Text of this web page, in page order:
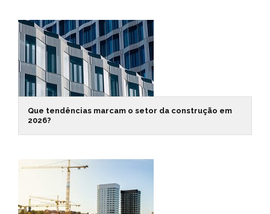
Que tendências marcam o setor da construção em
2026?